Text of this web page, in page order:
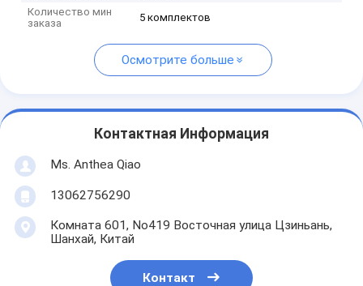
Количество мин
заказа
5 комплектов
Осмотрите больше
Контактная Информация
Ms. Anthea Qiao
13062756290
Комната 601, No419 Восточная улица Цзиньань,
Шанхай, Китай
Контакт